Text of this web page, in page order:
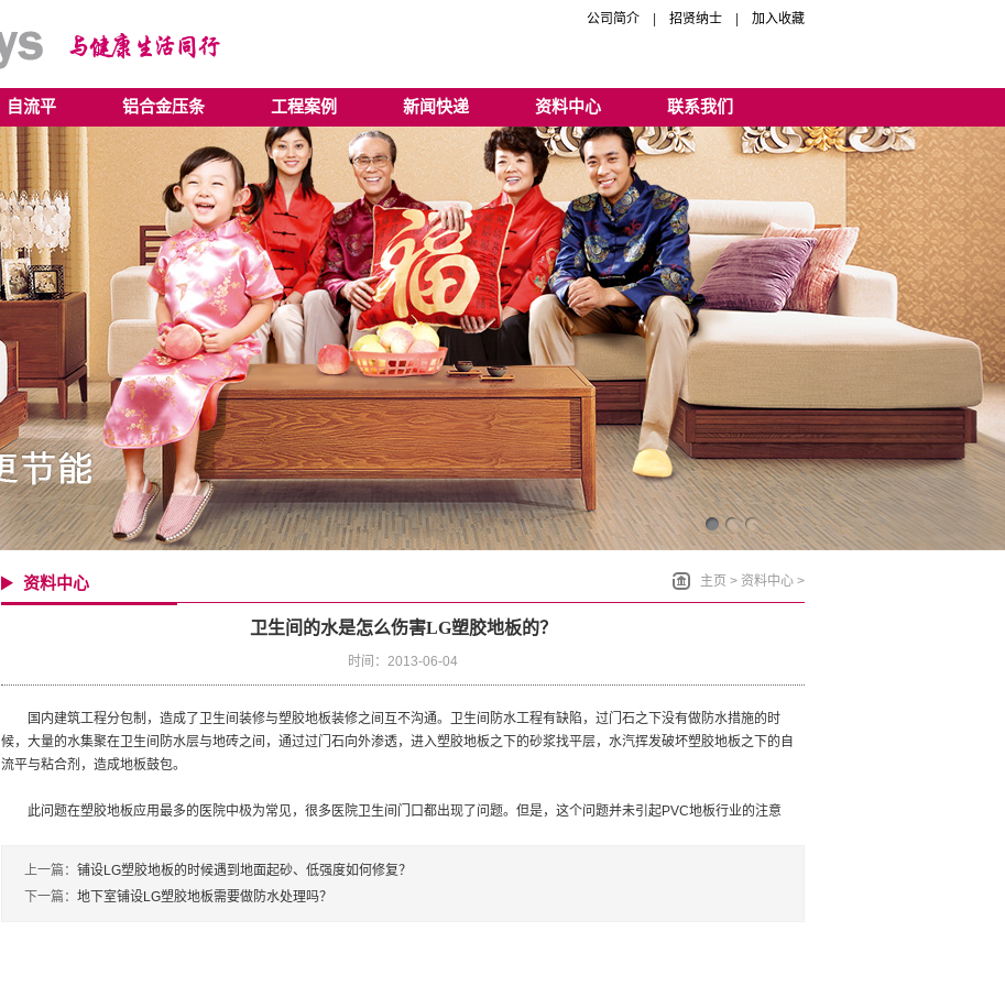
公司简介 招贤纳士 加入收藏
自流平 铝合金压条 工程案例 新闻快递 资料中心 联系我们
资料中心 主页 > 资料中心 >
卫生间的水是怎么伤害LG塑胶地板的？
时间： 2013-06-04
国内建筑工程分包制，造成了卫生间装修与塑胶地板装修之间互不沟通。卫生间防水工程有缺陷，过门石之下没有做防水措施的时
候，大量的水集聚在卫生间防水层与地砖之间，通过过门石向外渗透，进入塑胶地板之下的砂浆找平层，水汽挥发破坏塑胶地板之下的自
流平与粘合剂，造成地板鼓包。
此问题在塑胶地板应用最多的医院中极为常见，很多医院卫生间门口都出现了问题。但是，这个问题并未引起PVC地板行业的注意
上一篇： 铺设LG塑胶地板的时候遇到地面起砂、低强度如何修复？
下一篇： 地下室铺设LG塑胶地板需要做防水处理吗？